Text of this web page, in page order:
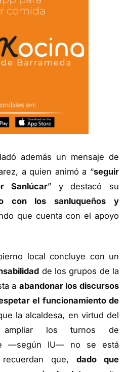
además un mensaje de
a quien animó a “seguir
Sanlúcar” y destacó su
con los sanluqueños y
que cuenta con el apoyo
local concluye con un
de los grupos de la
a abandonar los discursos
el funcionamiento de
la alcaldesa, en virtud del
ampliar los turnos de
—según IU— no se está
recuerdan que, dado que